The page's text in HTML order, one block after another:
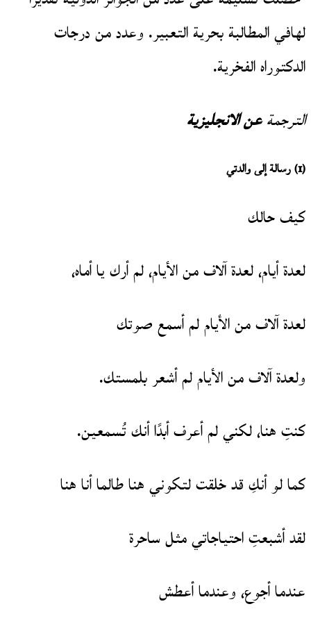
لهافي المطالبة بحرية التعبير. وعدد من درجات
الدكتوراه الفخرية.
الترجمةعن الانجليزية
(1) رسالة إلى والدتي
كيف حالك
لعدة أيام، لعدة آلاف من الأيام، لم أرك يا أماه،
لعدة آلاف من الأيام لم أسمع صوتك
ولعدة آلاف من الأيام لم أشعر بلمستك.
كنتِ هنا، لكني لم أعرف أبدًا أنك تُسمعين.
كما لو أنكِ قد خلقت لتكوني هنا طالما أنا هنا
لقد أشبعتِ احتياجاتي مثل ساحرة
عندما أجوع، وعندما أعطش